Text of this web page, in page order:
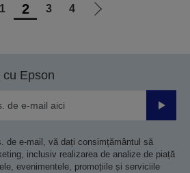
1 2 3 4
Mergi
Epson
de e-mail, vă dați consimțământul să
inclusiv realizarea de analize de piață
evenimentele, promoțiile și serviciile